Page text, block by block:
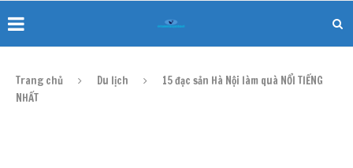
Trang chủ Du lịch
15 đặc sản Hà Nội làm quà NỔI TIẾNG
NHẤT